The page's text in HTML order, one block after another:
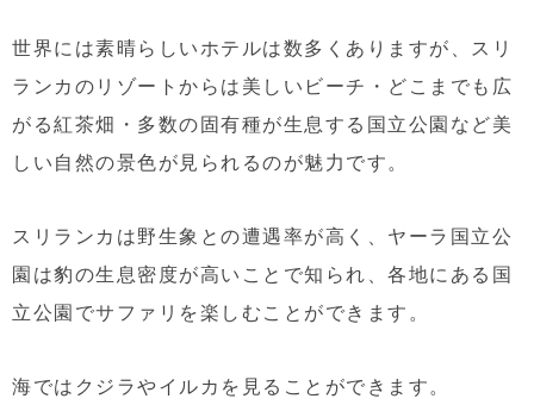
世界には素晴らしいホテルは数多くありますが、スリ
ランカのリゾートからは美しいビーチ・どこまでも広
がる紅茶畑・多数の固有種が生息する国立公園など美
しい自然の景色が見られるのが魅力です。
スリランカは野生象との遭遇率が高く、ヤーラ国立公
園は豹の生息密度が高いことで知られ、各地にある国
立公園でサファリを楽しむことができます。
海ではクジラやイルカを見ることができます。